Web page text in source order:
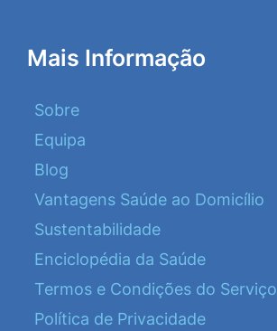
Mais Informação
Sobre
Equipa
Blog
Vantagens Saúde ao Domicílio
Sustentabilidade
Enciclopédia da Saúde
Termos e Condições do Serviço
Política de Privacidade